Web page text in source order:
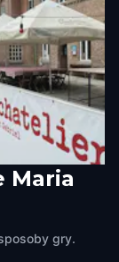
Sankt Gabriel
Maria
gry.